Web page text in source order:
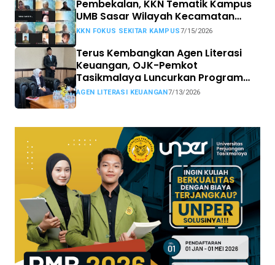
Pembekalan, KKN Tematik Kampus
UMB Sasar Wilayah Kecamatan
Sekitar Kampus
KKN FOKUS SEKITAR KAMPUS7/15/2026
Terus Kembangkan Agen Literasi
Keuangan, OJK-Pemkot
Tasikmalaya Luncurkan Program
Tasikmalaya CAANG
AGEN LITERASI KEUANGAN 7/13/2026